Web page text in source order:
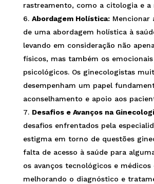
rastreamento, como a citologia e a
Abordagem Holística:Mencionar
de uma abordagem holística à
levando em consideração não
físicos, mas também os emocionais
psicológicos. Os ginecologistas
desempenham um papel
aconselhamento e apoio aos
Desafios e Avanços na
desafios enfrentados pela
estigma em torno de questões
falta de acesso à saúde para
os avanços tecnológicos e médicos
melhorando o diagnóstico e